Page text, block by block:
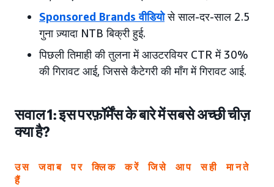
Sponsored Brands वीडियोसे साल-दर-साल 2.5
गुना ज़्यादा NTB बिक्री हुई.
पिछली तिमाही की तुलना में आउटरवियर CTR में 30%
की गिरावट आई, जिससे कैटेगरी की माँग में गिरावट आई.
सवाल 1: इस परफ़ॉर्मेंस के बारे में सबसे अच्छी चीज़
क्या है?
उस जवाब पर क्लिक करें जिसे आप सही मानते
हैं